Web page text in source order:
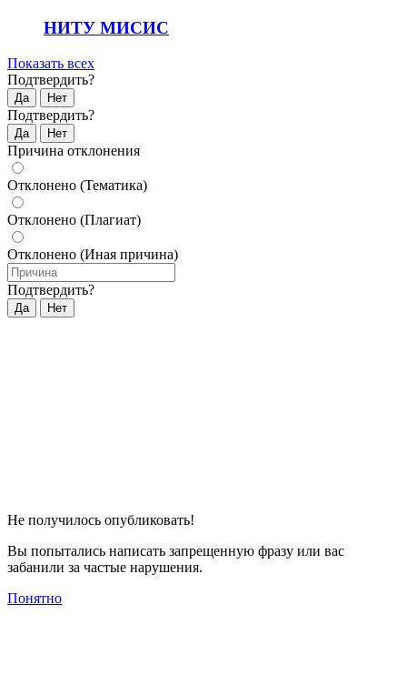
НИТУ МИСИС
Показать всех
Подтвердить?
Да Нет
Подтвердить?
Да Нет
Причина отклонения
Отклонено (Тематика)
Отклонено (Плагиат)
Отклонено (Иная причина)
Подтвердить?
Да Нет
Не получилось опубликовать!
Вы попытались написать запрещенную фразу или вас
забанили за частые нарушения.
Понятно